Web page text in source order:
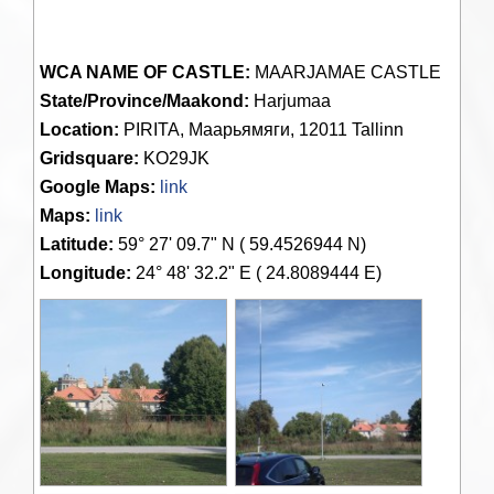
WCA NAME OF CASTLE: MAARJAMAE CASTLE
State/Province/Maakond: Harjumaa
Location: PIRITA, Маарьямяги, 12011 Tallinn
Gridsquare: KO29JK
Google Maps: link
Maps: link
Latitude: 59° 27' 09.7" N ( 59.4526944 N)
Longitude: 24° 48' 32.2" E ( 24.8089444 E)